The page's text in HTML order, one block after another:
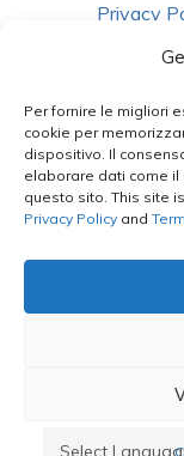
Per fornire le migliori
cookie per
dispositivo. Il
elaborare dati come il
questo sito. This site
Privacy Policy and
Privacy
facebook